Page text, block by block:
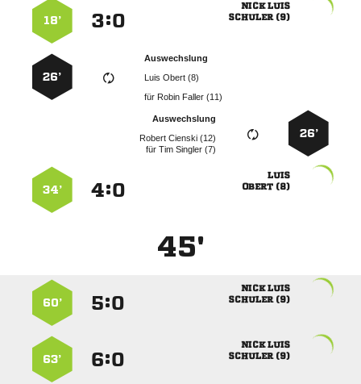
 
 
:
18’
Auswechslung
  
für   
26’
26’
Auswechslung
  
für  

 
:
34’
45'
 
 
:
60’
 
 
:
63’